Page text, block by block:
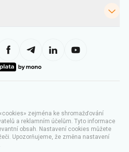
zejména ke shromažďování
a reklamním účelům. Tyto informace
obsah. Nastavení cookies můžete
Upozorňujeme, že změna nastavení